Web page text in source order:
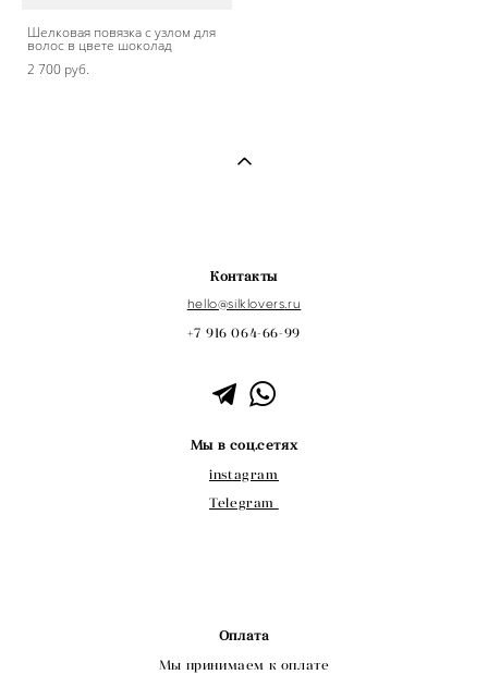
Шелковая повязка с узлом для
волос в цвете шоколад
2 700 pуб.
Контакты
hello@silklovers.ru
+7 916 064-66-99
Мы в соц.сетях
instagram
Telegram
Оплата
Мы принимаем к оплате